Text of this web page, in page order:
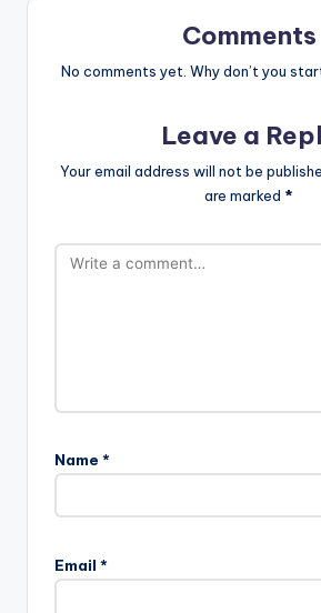
Comments
No comments yet. Why don’t you
Leave a
Your email address will not be
are marked *
Name *
Email *